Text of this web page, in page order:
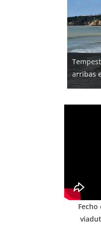
arribas
Milagre
Algarve
Projeto
milhões
hotéis
Tapas
Foto do
entre